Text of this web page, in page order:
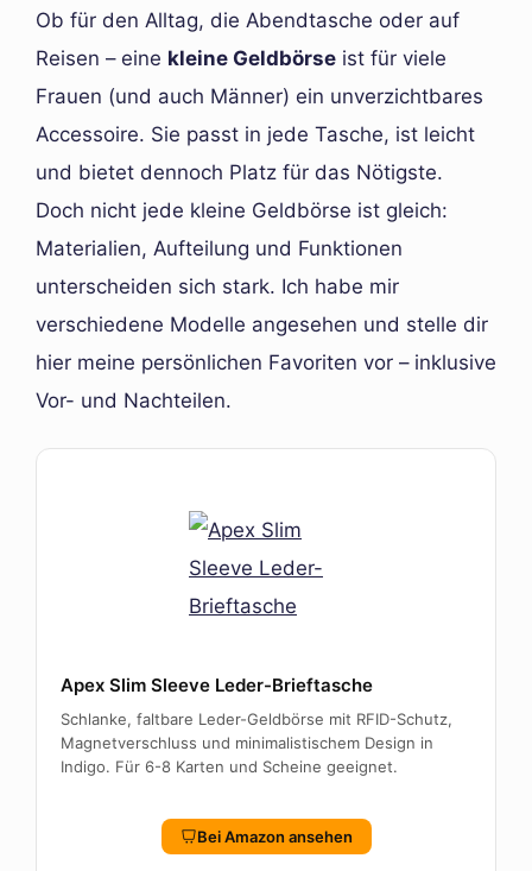
Ob für den Alltag, die Abendtasche oder auf
Reisen – eine kleine Geldbörse ist für viele
Frauen (und auch Männer) ein unverzichtbares
Accessoire. Sie passt in jede Tasche, ist leicht
und bietet dennoch Platz für das Nötigste.
Doch nicht jede kleine Geldbörse ist gleich:
Materialien, Aufteilung und Funktionen
unterscheiden sich stark. Ich habe mir
verschiedene Modelle angesehen und stelle dir
hier meine persönlichen Favoriten vor – inklusive
Vor- und Nachteilen.
Apex Slim Sleeve Leder-Brieftasche
Schlanke, faltbare Leder-Geldbörse mit RFID-Schutz,
Magnetverschluss und minimalistischem Design in
Indigo. Für 6-8 Karten und Scheine geeignet.
Bei Amazon ansehen